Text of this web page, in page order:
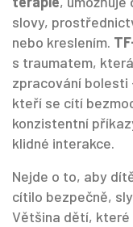
slovy,
nebo kreslením.
s traumatem,
zpracování bolesti
kteří se cítí
konzistentní
klidné interakce.
Nejde o to, aby
cítilo bezpečně,
Většina dětí,